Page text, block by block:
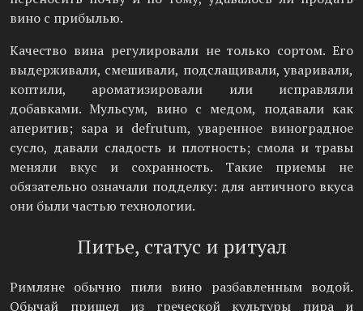
вино с прибылью.
Качество вина регулировали не только сортом. Его
выдерживали, смешивали, подслащивали, уваривали,
коптили, ароматизировали или исправляли
добавками. Мульсум, вино с медом, подавали как
аперитив; sapa и defrutum, уваренное виноградное
сусло, давали сладость и плотность; смола и травы
меняли вкус и сохранность. Такие приемы не
обязательно означали подделку: для античного вкуса
они были частью технологии.
Питье, статус и ритуал
Римляне обычно пили вино разбавленным водой.
Обычай пришел из греческой культуры пира и